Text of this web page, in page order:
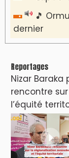
🎵
dernier
Reportages
Nizar Baraka
rencontre
l’équité